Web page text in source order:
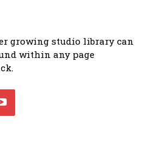
growing studio library can
within any page